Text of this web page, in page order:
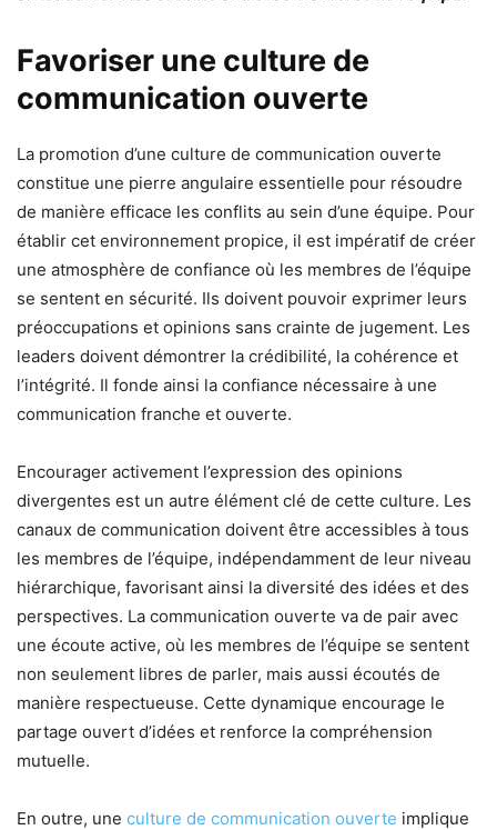
Favoriser une culture de
communication ouverte
La promotion d’une culture de communication ouverte
constitue une pierre angulaire essentielle pour résoudre
de manière efficace les conflits au sein d’une équipe. Pour
établir cet environnement propice, il est impératif de créer
une atmosphère de confiance où les membres de l’équipe
se sentent en sécurité. Ils doivent pouvoir exprimer leurs
préoccupations et opinions sans crainte de jugement. Les
leaders doivent démontrer la crédibilité, la cohérence et
l’intégrité. Il fonde ainsi la confiance nécessaire à une
communication franche et ouverte.
Encourager activement l’expression des opinions
divergentes est un autre élément clé de cette culture. Les
canaux de communication doivent être accessibles à tous
les membres de l’équipe, indépendamment de leur niveau
hiérarchique, favorisant ainsi la diversité des idées et des
perspectives. La communication ouverte va de pair avec
une écoute active, où les membres de l’équipe se sentent
non seulement libres de parler, mais aussi écoutés de
manière respectueuse. Cette dynamique encourage le
partage ouvert d’idées et renforce la compréhension
mutuelle.
En outre, une culture de communication ouverte implique